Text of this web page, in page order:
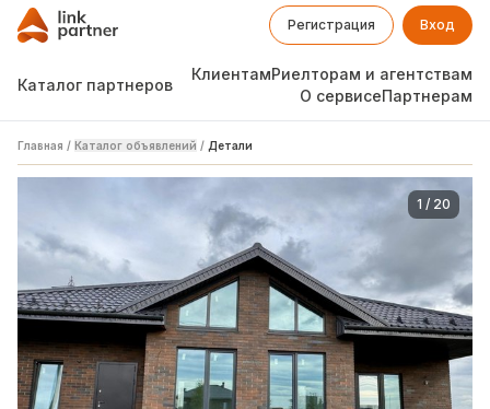
Регистрация Вход
Каталог партнеров
КлиентамРиелторам и агентствам
О сервисеПартнерам
Главная / Каталог объявлений / Детали
1 / 20